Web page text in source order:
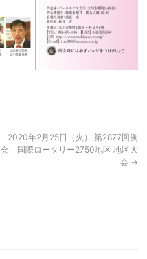
2020年2月25日（火） 第2877回例
会 国際ロータリー2750地区 地区大
会 →